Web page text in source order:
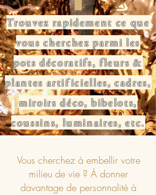
Trouvez rapidementce que
vous cherchez parmi les
pots décoratifs, fleurs &
plantes artificielles, cadres,
miroirs déco, bibelots,
coussins, luminaires, etc.
Vous cherchez à embellir votre
milieu de vie ? À donner
davantage de personnalité à